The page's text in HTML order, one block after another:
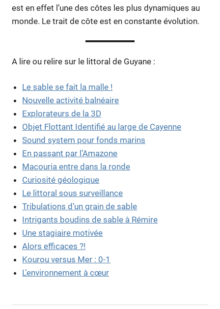
est en effet l’une des côtes les plus dynamiques au
monde. Le trait de côte est en constante évolution.
A lire ou relire sur le littoral de Guyane :
Le sable se fait la malle !
Nouvelle activité balnéaire
Explorateurs de la 3D
Objet Flottant Identifié au large de Cayenne
Sound system pour fonds marins
En passant par l’Amazone
Macouria entre dans la ronde
Curiosité géologique
Le littoral sous surveillance
Tribulations d’un grain de sable
Intrigants boudins de sable à Rémire
Une stagiaire motivée
Alors efficaces ?!
Kourou versus Mer : 0-1
L’environnement à cœur